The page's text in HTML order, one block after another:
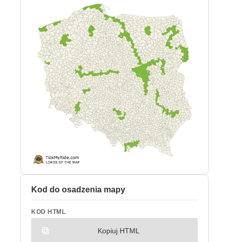
Kod do osadzenia mapy
KOD HTML
Kopiuj HTML